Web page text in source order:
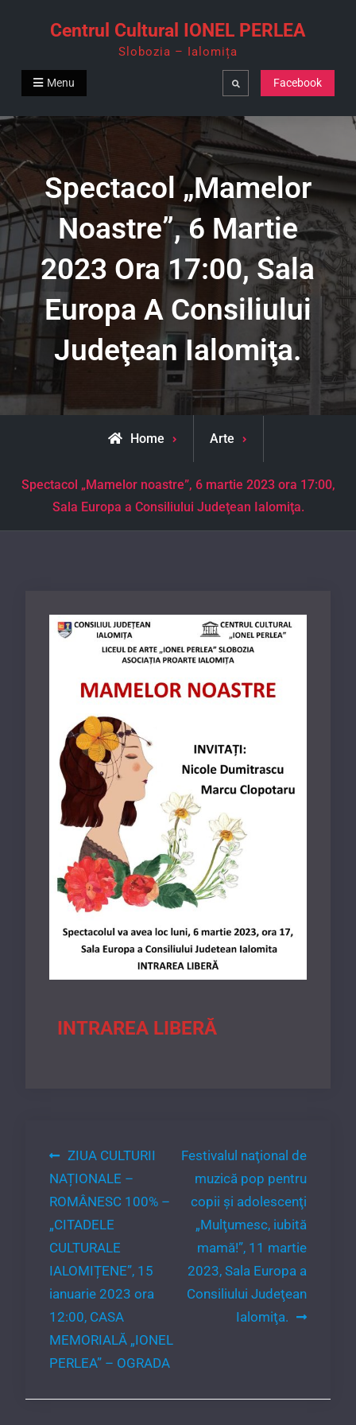
Centrul Cultural IONEL PERLEA
Slobozia – Ialomița
Menu Search Facebook
Spectacol „Mamelor
Noastre”, 6 Martie
2023 Ora 17:00, Sala
Europa A Consiliului
Judeţean Ialomiţa.
Home Arte
Spectacol „Mamelor noastre”, 6 martie 2023 ora 17:00,
Sala Europa a Consiliului Judeţean Ialomiţa.
INTRAREA LIBERĂ
Navigare
în
articole
ZIUA CULTURII
NAȚIONALE –
ROMÂNESC 100% –
„CITADELE
CULTURALE
IALOMIȚENE”, 15
ianuarie 2023 ora
12:00, CASA
MEMORIALĂ „IONEL
PERLEA” – OGRADA
Festivalul naţional de
muzică pop pentru
copii şi adolescenţi
„Mulţumesc, iubită
mamă!”, 11 martie
2023, Sala Europa a
Consiliului Judeţean
Ialomiţa.